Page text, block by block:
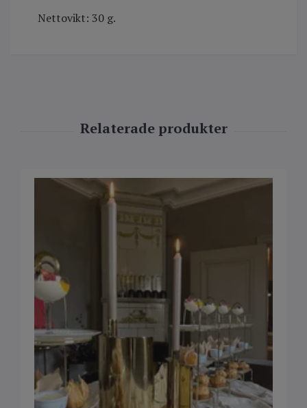
Nettovikt: 30 g.